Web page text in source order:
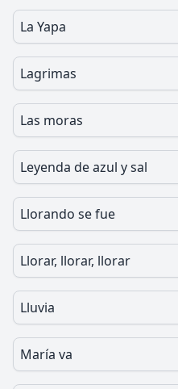
La Yapa
Lagrimas
Las moras
Leyenda de azul y sal
Llorando se fue
Llorar, llorar, llorar
Lluvia
María va